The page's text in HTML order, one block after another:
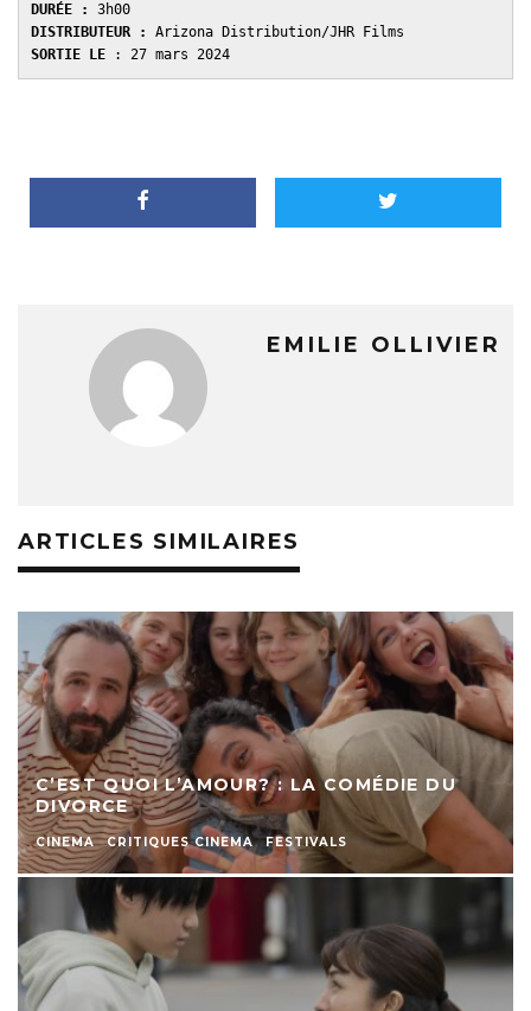
DURÉE :
DISTRIBUTEUR :
SORTIE LE
: 27 mars 2024
EMILIE OLLIVIER
ARTICLES SIMILAIRES
C’EST QUOI L’AMOUR? : LA COMÉDIE DU
DIVORCE
CINEMA CRITIQUES CINEMA FESTIVALS